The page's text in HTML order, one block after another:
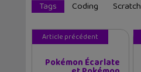
Tags Coding Scratch
Article précédent
Pokémon Écarlate